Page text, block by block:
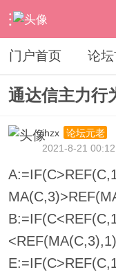
› 通达信指标公式 ›
门户首页 论
通达信主力行
ihzx
论坛元老
2021-8-21